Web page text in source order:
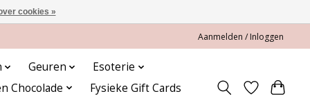
Aanmelden / Inloggen
Geuren
Esoterie
Chocolade
Fysieke Gift Cards
cookies »